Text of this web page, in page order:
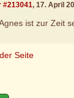
#213041, 17. April
ist zur Zeit
Seite